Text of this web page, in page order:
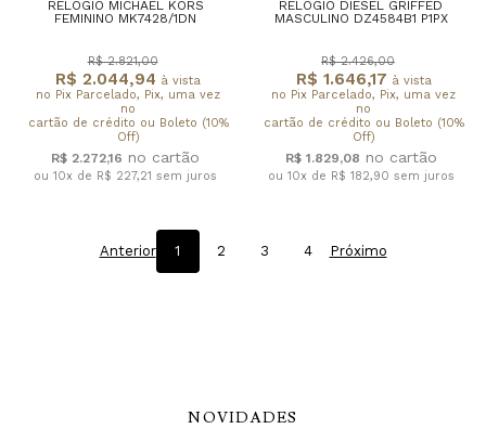
RELÓGIO MICHAEL KORS
FEMININO MK7428/1DN
R$ 2.044,94 à vista
no Pix Parcelado, Pix, uma vez
no
cartão de crédito ou Boleto (10%
Off)
R$ 2.821,00
R$ 2.272,16
ou 10x de R$ 227,21 sem juros
RELÓGIO DIESEL GRIFFED
MASCULINO DZ4584B1 P1PX
R$ 1.646,17 à vista
no Pix Parcelado, Pix, uma vez
no
cartão de crédito ou Boleto (10%
Off)
R$ 2.426,00
R$ 1.829,08
ou 10x de R$ 182,90 sem juros
Anterior 1 2 3 4 Próximo
NOVIDADES